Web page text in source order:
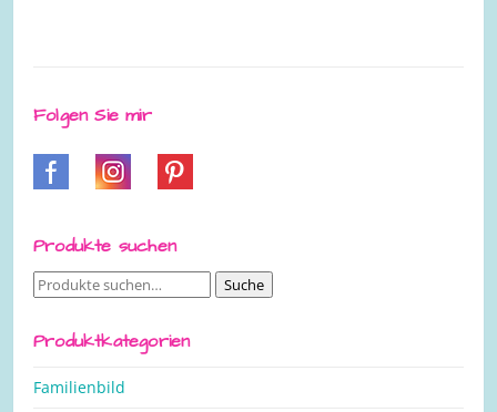
Folgen Sie mir
Produkte suchen
Suche
Suche
Produktkategorien
Familienbild